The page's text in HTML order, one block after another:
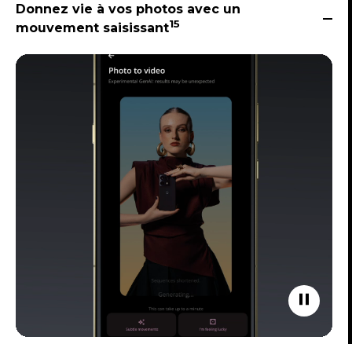
Donnez vie à vos photos avec un
mouvement saisissant15